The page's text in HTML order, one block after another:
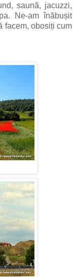
saună, jacuzzi,
Ne-am înăbușit
facem, obosiți cum